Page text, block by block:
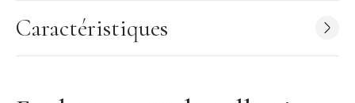
Résiste de -40 à +240°C
Grande durée de vie : 3 000 utilisations
Caractéristiques